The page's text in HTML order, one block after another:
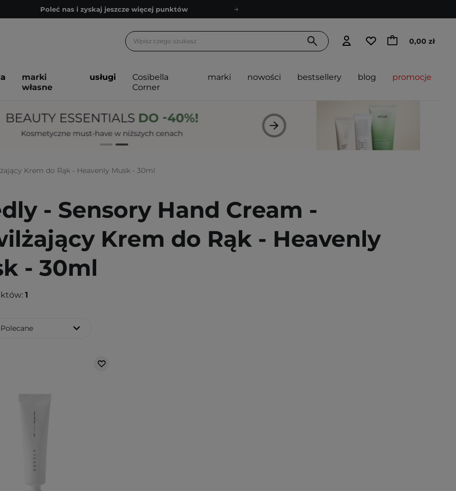
Poleć nas i zyskaj jeszcze więcej punktów
Bezpłatne konsultacje kosmetologiczne
Poleć nas i zyskaj jeszcze więcej punktów
0,00 zł
marki
własne
usługi
Cosibella
Corner
marki nowości bestsellery blog promocje
Krem do Rąk - Heavenly Musk - 30ml
- Sensory Hand Cream -
Krem do Rąk - Heavenly
- 30ml
1
Polecane